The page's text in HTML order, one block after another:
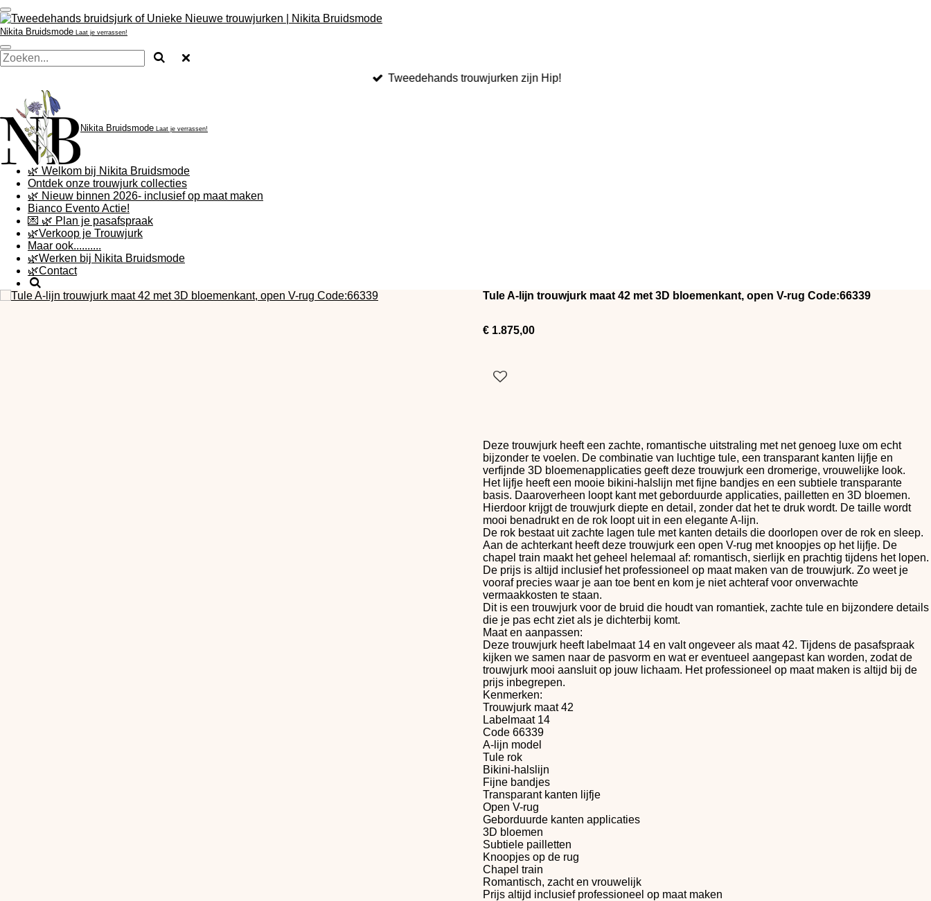
Ga
direct
naar
de
hoofdinhoud
NikitaBruidsmode Laat je verrassen!
Tweedehands trouwjurken zijn Hip!
NikitaBruidsmode Laat je verrassen!
🌿 Welkom bij Nikita Bruidsmode
Ontdek onze trouwjurk collecties
🌿 Nieuw binnen 2026- inclusief op maat maken
Bianco Evento Actie!
💌 🌿 Plan je pasafspraak
🌿Verkoop je Trouwjurk
Maar ook..........
🌿Werken bij Nikita Bruidsmode
🌿Contact
Tule A-lijn trouwjurk maat 42 met 3D bloemenkant, open V-rug Code:66339
€ 1.875,00
Deze trouwjurk heeft een zachte, romantische uitstraling met net genoeg luxe om echt
bijzonder te voelen. De combinatie van luchtige tule, een transparant kanten lijfje en
verfijnde 3D bloemenapplicaties geeft deze trouwjurk een dromerige, vrouwelijke look.
Het lijfje heeft een mooie bikini-halslijn met fijne bandjes en een subtiele transparante
basis. Daaroverheen loopt kant met geborduurde applicaties, pailletten en 3D bloemen.
Hierdoor krijgt de trouwjurk diepte en detail, zonder dat het te druk wordt. De taille wordt
mooi benadrukt en de rok loopt uit in een elegante A-lijn.
De rok bestaat uit zachte lagen tule met kanten details die doorlopen over de rok en sleep.
Aan de achterkant heeft deze trouwjurk een open V-rug met knoopjes op het lijfje. De
chapel train maakt het geheel helemaal af: romantisch, sierlijk en prachtig tijdens het lopen.
De prijs is altijd inclusief het professioneel op maat maken van de trouwjurk. Zo weet je
vooraf precies waar je aan toe bent en kom je niet achteraf voor onverwachte
vermaakkosten te staan.
Dit is een trouwjurk voor de bruid die houdt van romantiek, zachte tule en bijzondere details
die je pas echt ziet als je dichterbij komt.
Maat en aanpassen:
Deze trouwjurk heeft labelmaat 14 en valt ongeveer als maat 42. Tijdens de pasafspraak
kijken we samen naar de pasvorm en wat er eventueel aangepast kan worden, zodat de
trouwjurk mooi aansluit op jouw lichaam. Het professioneel op maat maken is altijd bij de
prijs inbegrepen.
Kenmerken:
Trouwjurk maat 42
Labelmaat 14
Code 66339
A-lijn model
Tule rok
Bikini-halslijn
Fijne bandjes
Transparant kanten lijfje
Open V-rug
Geborduurde kanten applicaties
3D bloemen
Subtiele pailletten
Knoopjes op de rug
Chapel train
Romantisch, zacht en vrouwelijk
Prijs altijd inclusief professioneel op maat maken